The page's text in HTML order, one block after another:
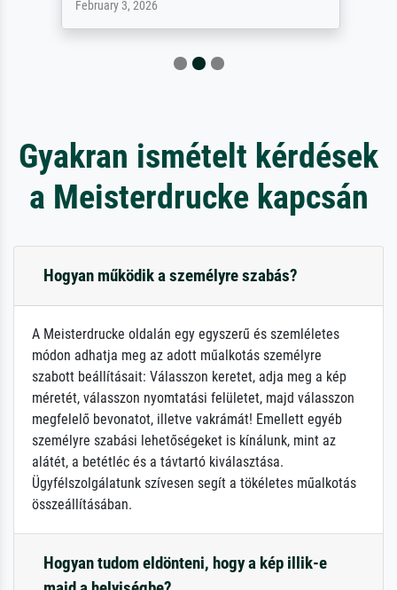
February 3, 2026
Gyakran ismételt kérdések
a Meisterdrucke kapcsán
Hogyan működik a személyre szabás?
A Meisterdrucke oldalán egy egyszerű és szemléletes
módon adhatja meg az adott műalkotás személyre
szabott beállításait: Válasszon keretet, adja meg a kép
méretét, válasszon nyomtatási felületet, majd válasszon
megfelelő bevonatot, illetve vakrámát! Emellett egyéb
személyre szabási lehetőségeket is kínálunk, mint az
alátét, a betétléc és a távtartó kiválasztása.
Ügyfélszolgálatunk szívesen segít a tökéletes műalkotás
összeállításában.
Hogyan tudom eldönteni, hogy a kép illik-e